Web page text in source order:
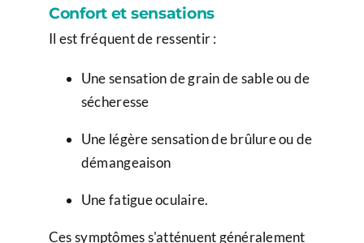
Confort et sensations
Il est fréquent de ressentir :
Une sensation de grain de sable ou de
sécheresse
Une légère sensation de brûlure ou de
démangeaison
Une fatigue oculaire.
Ces symptômes s'atténuent généralement